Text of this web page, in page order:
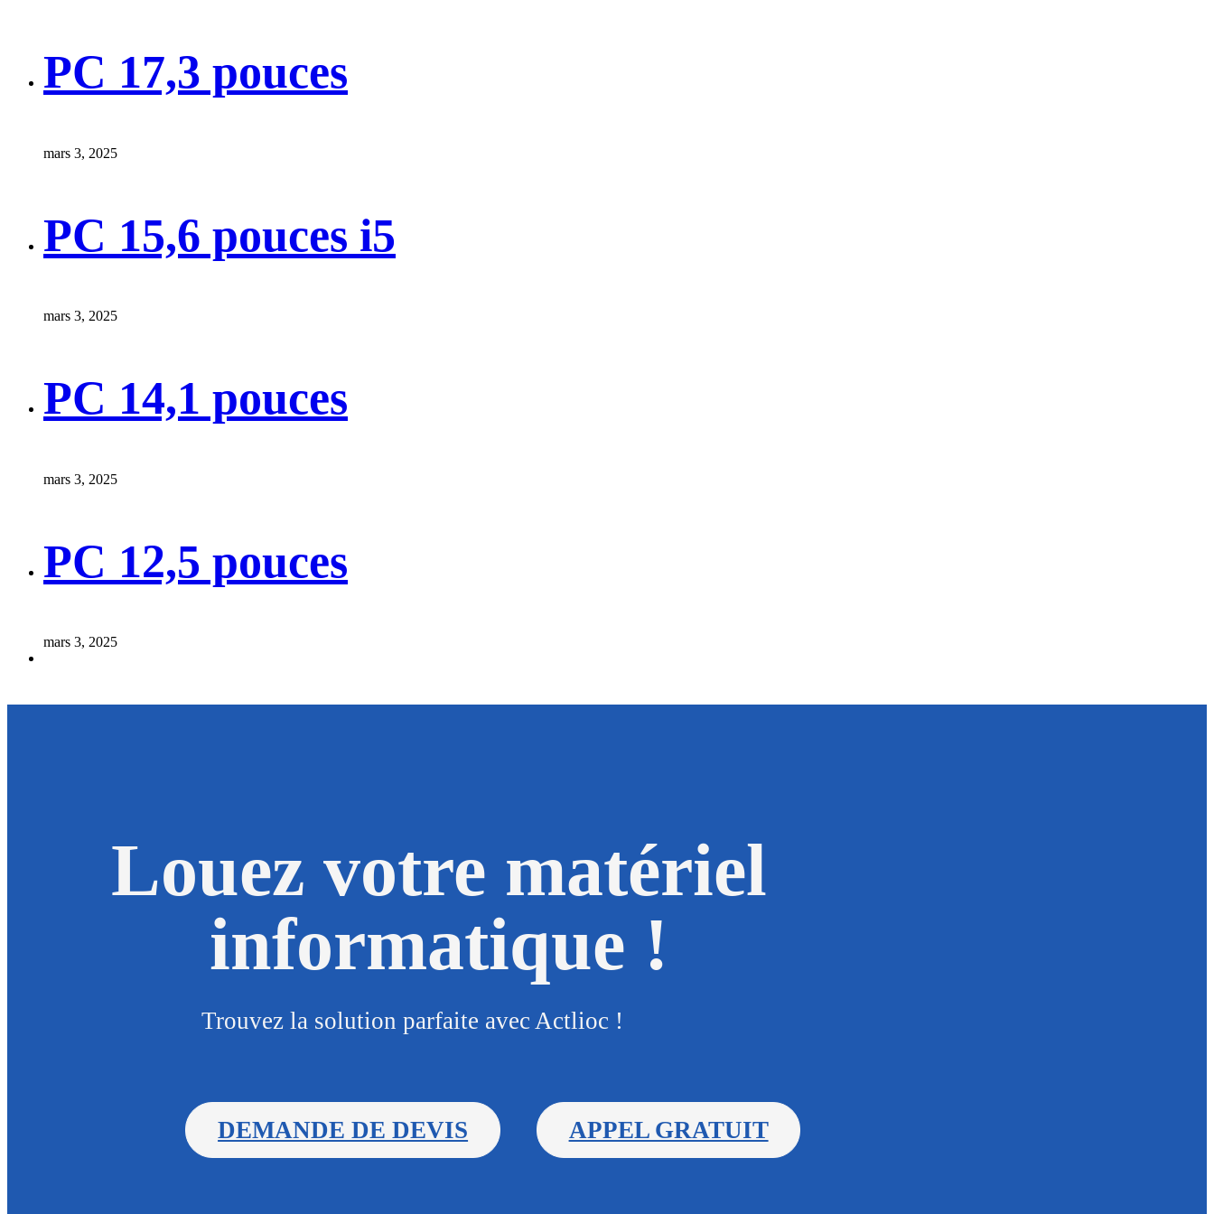
PC 17,3 pouces
mars 3, 2025
PC 15,6 pouces i5
mars 3, 2025
PC 14,1 pouces
mars 3, 2025
PC 12,5 pouces
mars 3, 2025
Louez votre matériel
informatique !
Trouvez la solution parfaite avec Actlioc !
DEMANDE DE DEVIS APPEL GRATUIT